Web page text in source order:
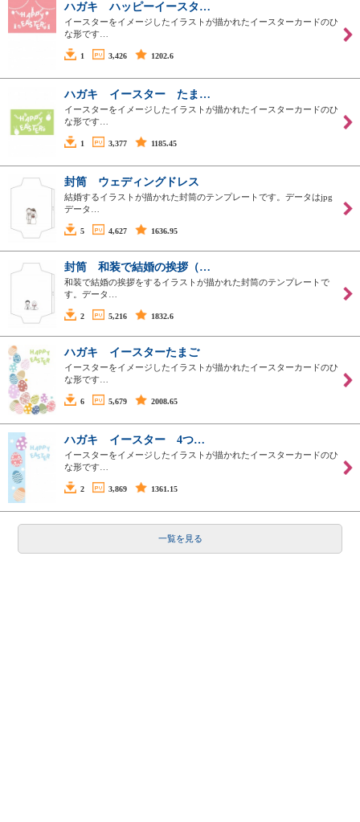
ハガキ ハッピーイースタ…
イースターをイメージしたイラストが描かれたイースターカードのひ
な形です…
1 3,426 1202.6
ハガキ イースター たま…
イースターをイメージしたイラストが描かれたイースターカードのひ
な形です…
1 3,377 1185.45
封筒 ウェディングドレス
結婚するイラストが描かれた封筒のテンプレートです。データはjpg
データ…
5 4,627 1636.95
封筒 和装で結婚の挨拶（…
和装で結婚の挨拶をするイラストが描かれた封筒のテンプレートで
す。データ…
2 5,216 1832.6
ハガキ イースターたまご
イースターをイメージしたイラストが描かれたイースターカードのひ
な形です…
6 5,679 2008.65
ハガキ イースター 4つ…
イースターをイメージしたイラストが描かれたイースターカードのひ
な形です…
2 3,869 1361.15
一覧を見る